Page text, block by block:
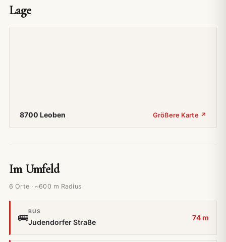
Lage
8700 Leoben Größere Karte ↗
Im Umfeld
6 Orte · ~600 m Radius
🚌
BUS
Judendorfer Straße
74 m